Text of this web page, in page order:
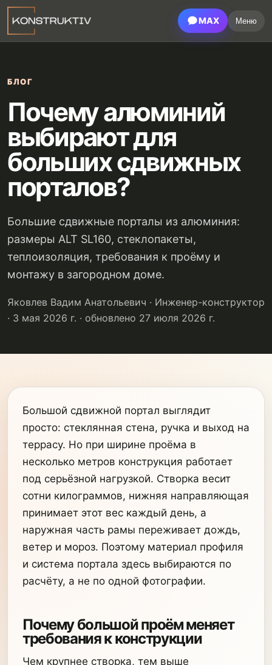
MAX Меню
БЛОГ
Почему алюминий
выбирают для
больших сдвижных
порталов?
Большие сдвижные порталы из алюминия:
размеры ALT SL160, стеклопакеты,
теплоизоляция, требования к проёму и
монтажу в загородном доме.
Яковлев Вадим Анатольевич · Инженер-конструктор
· 3 мая 2026 г. · обновлено 27 июля 2026 г.
Большой сдвижной портал выглядит
просто: стеклянная стена, ручка и выход на
террасу. Но при ширине проёма в
несколько метров конструкция работает
под серьёзной нагрузкой. Створка весит
сотни килограммов, нижняя направляющая
принимает этот вес каждый день, а
наружная часть рамы переживает дождь,
ветер и мороз. Поэтому материал профиля
и система портала здесь выбираются по
расчёту, а не по одной фотографии.
Почему большой проём меняет
требования к конструкции
Чем крупнее створка, тем выше